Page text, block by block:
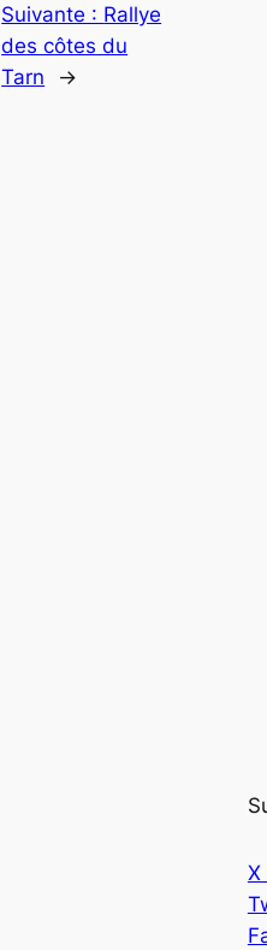
Suivante : Rallye
des côtes du
Tarn
→
X